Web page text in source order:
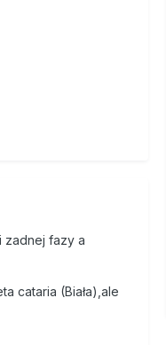
zadnej fazy a
cataria (Biała),ale